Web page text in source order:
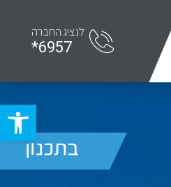
פתח
לנציג החברה
6957*
בתכנון